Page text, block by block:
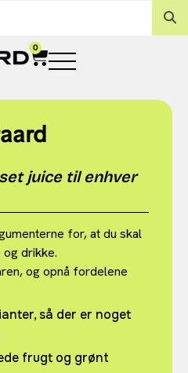
0
juice til enhver
for, at du skal
drikke.
og opnå fordelene
så der er noget
frugt og grønt